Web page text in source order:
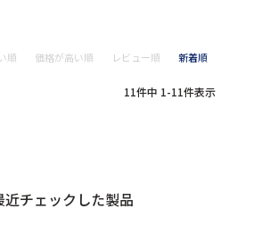
順 価格が高い順 レビュー順 新着順
11件中 1-11件表示
近チェックした製品